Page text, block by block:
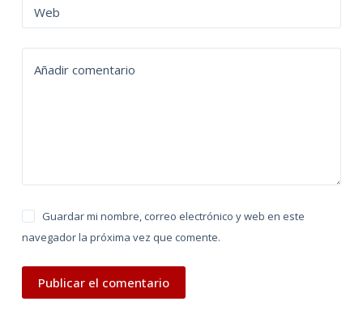
Web
Añadir comentario
Guardar mi nombre, correo electrónico y web en este
navegador la próxima vez que comente.
Publicar el comentario
a
t